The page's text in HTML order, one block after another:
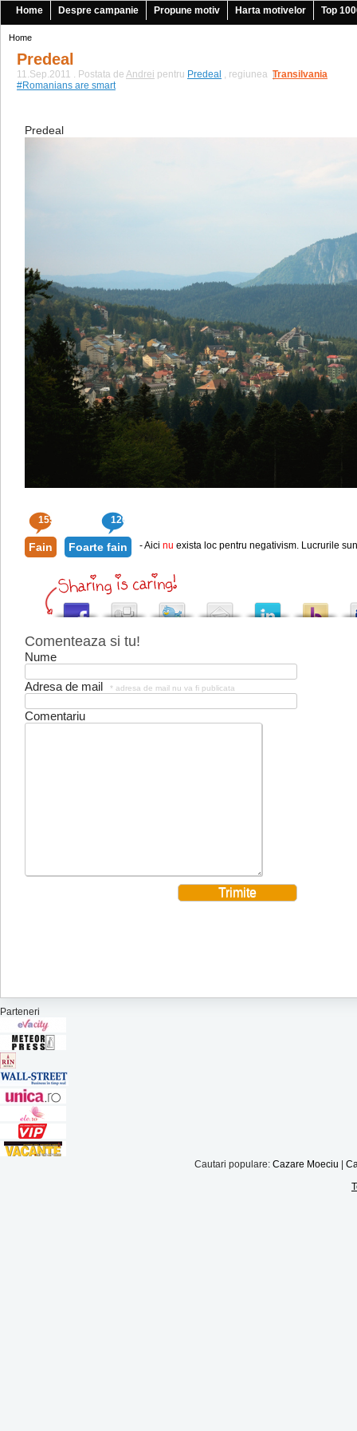
Home Despre campanie Propune motiv Harta motivelor Top
Home
Predeal
11.Sep.2011 . Postata de Andrei pentru Predeal , regiunea Transilvania
|
#Romanians are smart
Predeal
155 126
Fain Foarte fain - Aici nu exista loc pentru negativism. Lucrurile
Comenteaza si tu!
Nume
Adresa de mail * adresa de mail nu va fi publicata
Comentariu
Parteneri
Cautari populare: Cazare Moeciu |